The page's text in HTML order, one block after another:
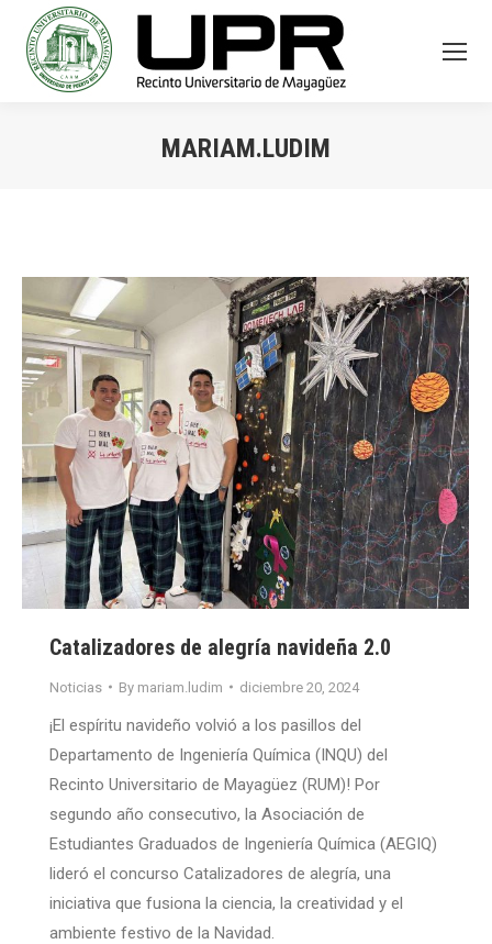
MARIAM.LUDIM
Catalizadores de alegría navideña 2.0
Noticias By mariam.ludim diciembre 20, 2024
¡El espíritu navideño volvió a los pasillos del
Departamento de Ingeniería Química (INQU) del
Recinto Universitario de Mayagüez (RUM)! Por
segundo año consecutivo, la Asociación de
Estudiantes Graduados de Ingeniería Química (AEGIQ)
lideró el concurso Catalizadores de alegría, una
iniciativa que fusiona la ciencia, la creatividad y el
ambiente festivo de la Navidad.